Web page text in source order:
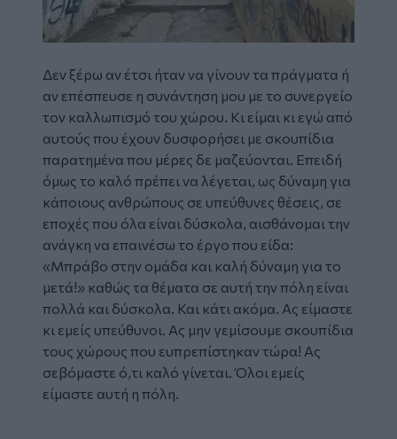
Δεν ξέρω αν έτσι ήταν να γίνουν τα πράγματα ή
αν επέσπευσε η συνάντηση μου με το συνεργείο
τον καλλωπισμό του χώρου. Κι είμαι κι εγώ από
αυτούς που έχουν δυσφορήσει με σκουπίδια
παρατημένα που μέρες δε μαζεύονται. Επειδή
όμως το καλό πρέπει να λέγεται, ως δύναμη για
κάποιους ανθρώπους σε υπεύθυνες θέσεις, σε
εποχές που όλα είναι δύσκολα, αισθάνομαι την
ανάγκη να επαινέσω το έργο που είδα:
«Μπράβο στην ομάδα και καλή δύναμη για το
μετά!» καθώς τα θέματα σε αυτή την πόλη είναι
πολλά και δύσκολα. Και κάτι ακόμα. Ας είμαστε
κι εμείς υπεύθυνοι. Ας μην γεμίσουμε σκουπίδια
τους χώρους που ευπρεπίστηκαν τώρα! Ας
σεβόμαστε ό,τι καλό γίνεται. Όλοι εμείς
είμαστε αυτή η πόλη.